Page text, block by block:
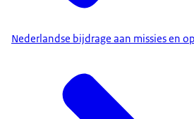
Nederlandse bijdrage aan missies en